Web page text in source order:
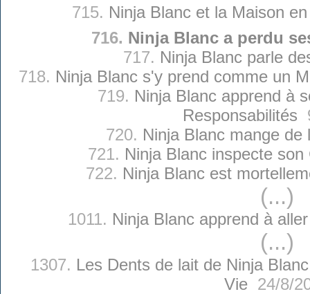
715. Ninja Blanc et la Maison en
716. Ninja Blanc a perdu
717. Ninja Blanc parle
718. Ninja Blanc s'y prend comme un
719. Ninja Blanc apprend à
Responsabilités
720. Ninja Blanc mange de
721. Ninja Blanc inspecte son
722. Ninja Blanc est
(...)
1011. Ninja Blanc apprend à
(...)
1307. Les Dents de lait de Ninja
Vie24/8/